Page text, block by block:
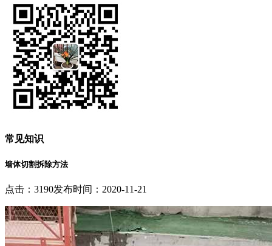
常见知识
墙体切割拆除方法
点击：3190发布时间：2020-11-21